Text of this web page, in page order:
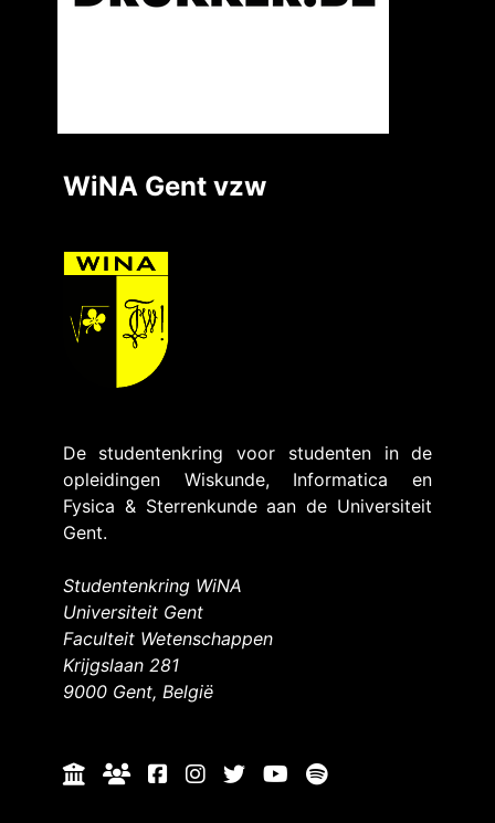
WiNA Gent vzw
De studentenkring voor studenten in de
opleidingen Wiskunde, Informatica en
Fysica & Sterrenkunde aan de Universiteit
Gent.
Studentenkring WiNA
Universiteit Gent
Faculteit Wetenschappen
Krijgslaan 281
9000 Gent, België